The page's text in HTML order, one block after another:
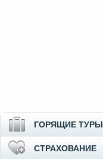
ГОРЯЩИЕ ТУРЫ
СТРАХОВАНИЕ